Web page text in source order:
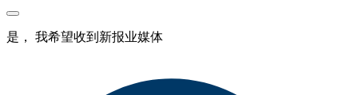
是， 我希望收到新报业媒体